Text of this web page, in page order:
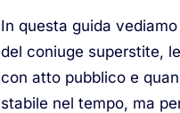
In questa guida
del coniuge superstite,
con atto pubblico e
stabile nel tempo, ma